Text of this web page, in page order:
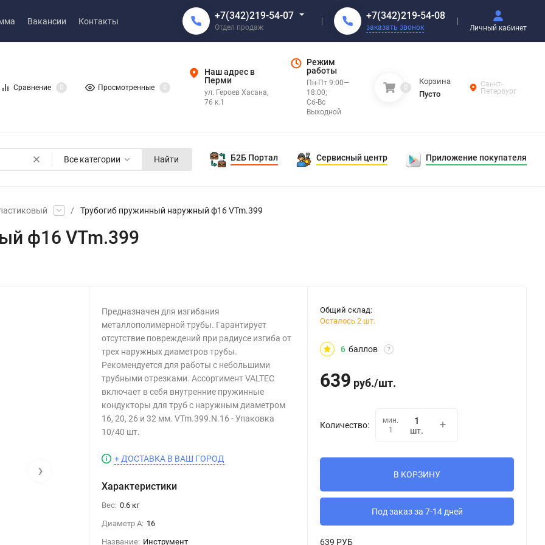
Вакансии Контакты +7(342)219-54-07
Отдел продаж
+7(342)219-54-08
заказать звонок Личный кабинет
Сравнение 0 Просмотренные 0
Наш адрес в
Перми
ул. Героев Хасана,
76 к.1
Режим
работы
Пн-Пт 9:00—
18:00;
Сб-Вс
Выходной
0
Корзина
Пусто
Санкт-
Петербург
Все категории Найти Б2Б Портал Сервисный центр Приложение покупателя
/ Трубогиб пружинный наружный ф16 VTm.399
ф16 VTm.399
›
Предназначен для изгибания
металлополимерной трубы. Гарантирует
отсутствие повреждений при радиусе изгиба от
трех наружных диаметров трубы.
Рекомендуется для работы с небольшими
трубными отрезками. Ассортимент VALTEC
включает в себя внутренние пружинные
кондукторы для труб с наружным диаметром
16, 20, 26 и 32 мм. VTm.399.N.16 - Упаковка
10/40 шт.
+ ДОСТАВКА В ВАШ ГОРОД
Характеристики
Вес: 0.6 кг
Диаметр А: 16
Название: Инструмент
Общий склад:
Осталось 2 шт.
6 баллов ?
639 руб./шт.
Количество:
мин.
1
шт.
В КОРЗИНУ
Под заказ за 7-14 дней
639 РУБ